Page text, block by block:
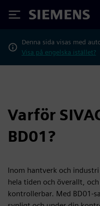
Siemens
Denna sida visas med
Visa på engelska istället?
Varför
BD01?
Inom hantverk och
hela tiden och överallt,
kontrollerbar. Med BD01-